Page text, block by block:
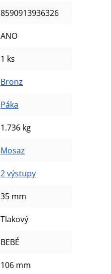
8590913936326
ANO
1 ks
Bronz
Páka
1.736 kg
Mosaz
2 výstupy
35 mm
Tlakový
BEBÉ
106 mm